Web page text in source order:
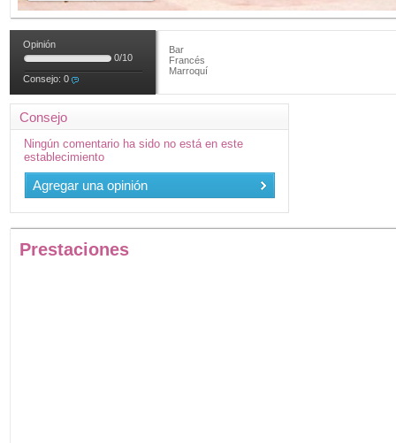
Opinión
0/10
Consejo: 0
Bar
Francés
Marroquí
Consejo
Ningún comentario ha sido no está en este
establecimiento
Agregar una opinión
Prestaciones